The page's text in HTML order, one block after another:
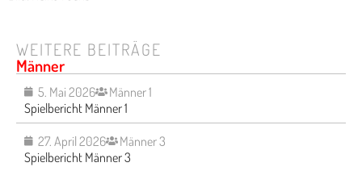
WEITERE BEITRÄGE
Männer
5. Mai 2026
Männer 1
Spielbericht Männer 1
27. April 2026
Männer 3
Spielbericht Männer 3